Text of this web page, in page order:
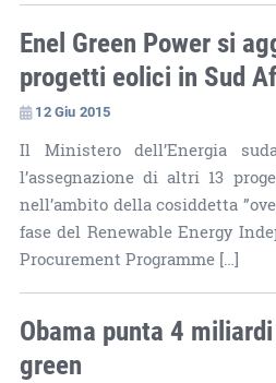
Enel Green Power si
progetti eolici in Sud
12 Giu 2015
Il Ministero dell’Energia
l’assegnazione di altri 13
nell’ambito della cosiddetta
fase del Renewable Energy
Procurement Programme […]
Obama punta 4
green